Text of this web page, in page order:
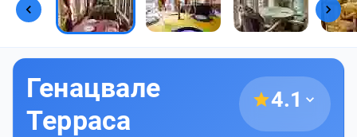
Генацвале
Терраса
4.1